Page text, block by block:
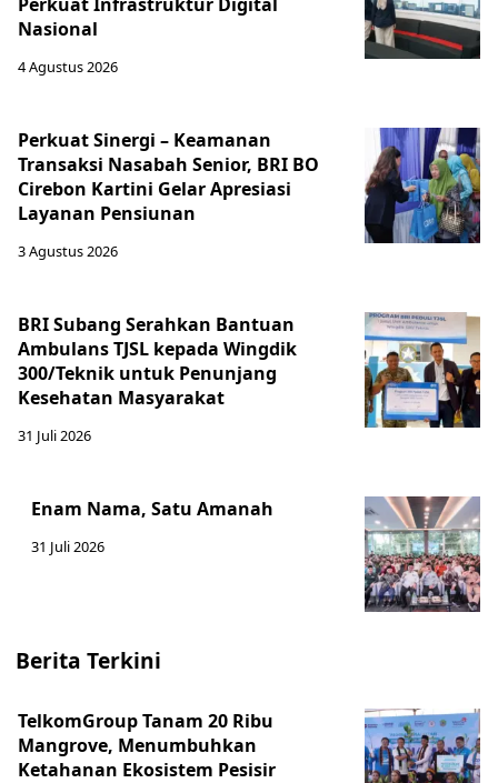
Nasional
4 Agustus 2026
Perkuat Sinergi – Keamanan
Transaksi Nasabah Senior, BRI BO
Cirebon Kartini Gelar Apresiasi
Layanan Pensiunan
3 Agustus 2026
BRI Subang Serahkan Bantuan
Ambulans TJSL kepada Wingdik
300/Teknik untuk Penunjang
Kesehatan Masyarakat ​
31 Juli 2026
Enam Nama, Satu Amanah
31 Juli 2026
Berita Terkini
TelkomGroup Tanam 20 Ribu
Mangrove, Menumbuhkan
Ketahanan Ekosistem Pesisir